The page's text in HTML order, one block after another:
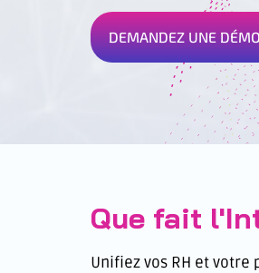
DEMANDEZ UNE
Que fait
Unifiez vos RH et